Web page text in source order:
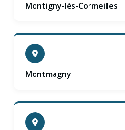
Montigny-lès-Cormeilles
Montmagny